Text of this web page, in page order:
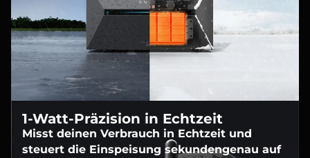
1-Watt-Präzision in Echtzeit
Misst deinen Verbrauch in Echtzeit und
steuert die Einspeisung sekundengenau auf